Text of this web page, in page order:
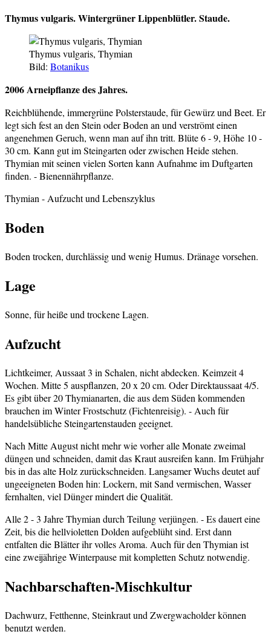
Thymus vulgaris.Wintergrüner Lippenblütler. Staude.
Thymus vulgaris, Thymian
Bild: Botanikus
2006 Arneipflanze des Jahres.
Reichblühende, immergrüne Polsterstaude, für Gewürz und Beet. Er
legt sich fest an den Stein oder Boden an und verströmt einen
angenehmen Geruch, wenn man auf ihn tritt. Blüte 6 - 9, Höhe 10 -
30 cm. Kann gut im Steingarten oder zwischen Heide stehen.
Thymian mit seinen vielen Sorten kann Aufnahme im Duftgarten
finden. - Bienennährpflanze.
Thymian- Aufzucht und Lebenszyklus
Boden
Boden trocken, durchlässig und wenig Humus. Dränage vorsehen.
Lage
Sonne, für heiße und trockene Lagen.
Aufzucht
Lichtkeimer, Aussaat 3 in Schalen, nicht abdecken. Keimzeit 4
Wochen. Mitte 5 auspflanzen, 20 x 20 cm. Oder Direktaussaat 4/5.
Es gibt über 20 Thymianarten, die aus dem Süden kommenden
brauchen im Winter Frostschutz (Fichtenreisig). - Auch für
handelsübliche Steingartenstauden geeignet.
Nach Mitte August nicht mehr wie vorher alle Monate zweimal
düngen und schneiden, damit das Kraut ausreifen kann. Im Frühjahr
bis in das alte Holz zurückschneiden. Langsamer Wuchs deutet auf
ungeeigneten Boden hin: Lockern, mit Sand vermischen, Wasser
fernhalten, viel Dünger mindert die Qualität.
Alle 2 - 3 Jahre Thymian durch Teilung verjüngen. - Es dauert eine
Zeit, bis die hellvioletten Dolden aufgeblüht sind. Erst dann
entfalten die Blätter ihr volles Aroma. Auch für den Thymian ist
eine zweijährige Winterpause mit kompletten Schutz notwendig.
Nachbarschaften-Mischkultur
Dachwurz, Fetthenne, Steinkraut und Zwergwacholder können
benutzt werden.